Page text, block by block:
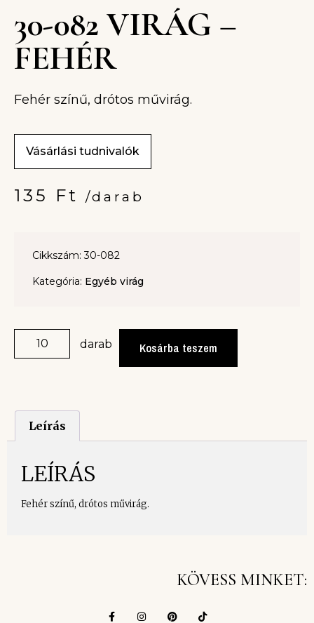
30-082 VIRÁG –
FEHÉR
Fehér színű, drótos művirág.
Vásárlási tudnivalók
135 Ft /darab
Cikkszám: 30-082
Kategória: Egyéb virág
darab Kosárba teszem
Leírás
LEÍRÁS
Fehér színű, drótos művirág.
KÖVESS MINKET: